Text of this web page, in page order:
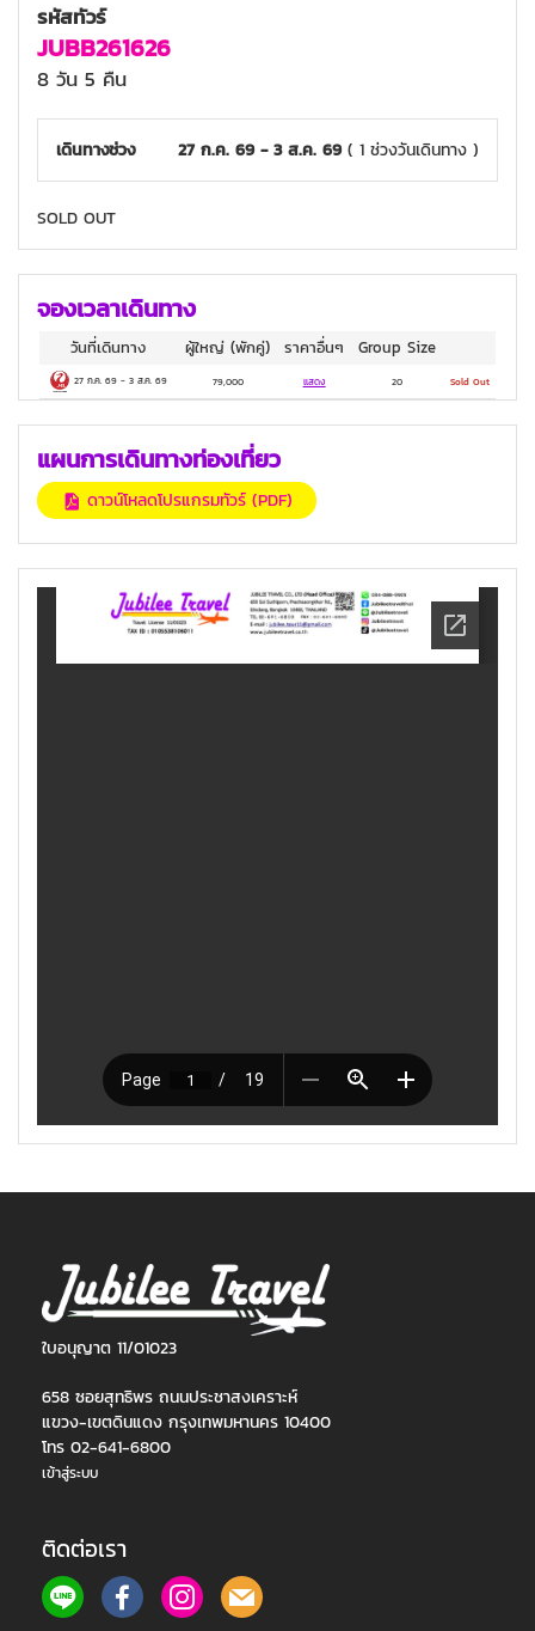
อาบน้ำแร่แช่ออนเซ็น
Kuru Kuru Naruto Roadside Station, หุบ
เขาอิยะ, สะพานเถาวัลย์คาซึระบาชิ, น้ำตกบิวะ,
โดโกะออนเซ็น หนึ่งในน้ำพุร้อน ที่เก่าแก่ที่สุดใน
ญี่ปุ่นอายุกว่า 3000 ปี, นาฬิกาบอทจัง คาระคุ
ริ, ถนนช็อปปิ้งโดโกะ, ศาลเจ้าอาซานิวะ, จุดชม
วิวและแช่เท้า, เมืองเก่าคุราชิกิ, ปราสาทโอคายา
มะ (ปราสาท อีกา), สวนญี่ปุ่นโคราคุเอ็น, สวน
Kobe Fruit Flower Park Ozo, หอคอยแห่ง
โกเบ, ปราสาทโอซาก้า, ตลาดปลาคุโระมง, เมือง
อุจิ เมืองแห่งชาเขียว, ถนนชาเขียวโอโมเตะซัน
โด, วัดเบียวโดอิน (มรดกโลก), AEON MALL, ริ
งกุ พรีเมียม เอาท์เล็ทส์
เมนูจานเด็ด ไก่ติดกระดูก (Chicken with
Bone), ลิ้มลองบุฟเฟ่ต์ขาปู
4 ดาว
รหัสทัวร์
JUBB261626
8 วัน 5 คืน
เดินทางช่วง 27 ก.ค. 69 - 3 ส.ค. 69( 1 ช่วงวันเดินทาง )
SOLD OUT
จองเวลาเดินทาง
วันที่เดินทาง ผู้ใหญ่(พักคู่) ราคาอื่นๆ Group Size
27 ก.ค. 69 -3 ส.ค. 69 79,000 แสดง 20 Sold Out
แผนการเดินทางท่องเที่ยว
ดาวน์โหลดโปรแกรมทัวร์ (PDF)
ใบอนุญาต 11/01023
658 ซอยสุทธิพร ถนนประชาสงเคราะห์
แขวง-เขตดินแดง กรุงเทพมหานคร 10400
โทร 02-641-6800
เข้าสู่ระบบ
ติดต่อเรา